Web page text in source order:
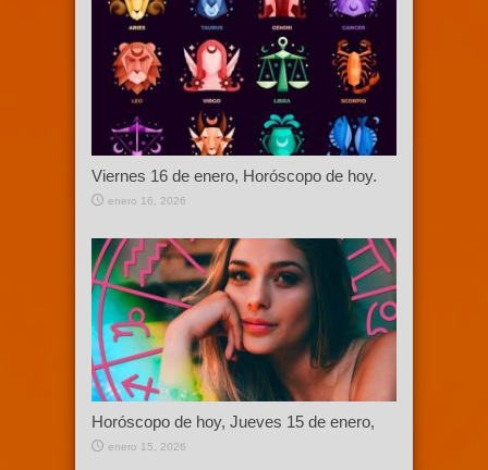
Viernes 16 de enero, Horóscopo de hoy.
enero 16, 2026
Horóscopo de hoy, Jueves 15 de enero,
enero 15, 2026